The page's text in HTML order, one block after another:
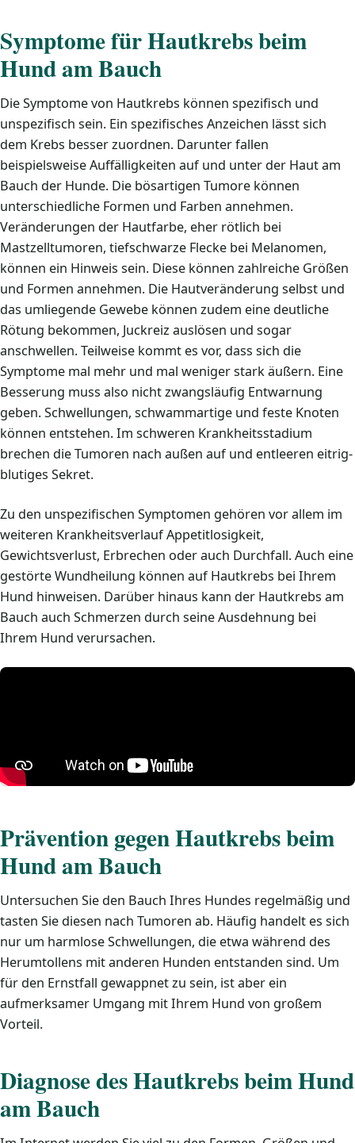
Symptome für Hautkrebs beim
Hund am Bauch
Die Symptome von Hautkrebs können spezifisch und
unspezifisch sein. Ein spezifisches Anzeichen lässt sich
dem Krebs besser zuordnen. Darunter fallen
beispielsweise Auffälligkeiten auf und unter der Haut am
Bauch der Hunde. Die bösartigen Tumore können
unterschiedliche Formen und Farben annehmen.
Veränderungen der Hautfarbe, eher rötlich bei
Mastzelltumoren, tiefschwarze Flecke bei Melanomen,
können ein Hinweis sein. Diese können zahlreiche Größen
und Formen annehmen. Die Hautveränderung selbst und
das umliegende Gewebe können zudem eine deutliche
Rötung bekommen, Juckreiz auslösen und sogar
anschwellen. Teilweise kommt es vor, dass sich die
Symptome mal mehr und mal weniger stark äußern. Eine
Besserung muss also nicht zwangsläufig Entwarnung
geben. Schwellungen, schwammartige und feste Knoten
können entstehen. Im schweren Krankheitsstadium
brechen die Tumoren nach außen auf und entleeren eitrig-
blutiges Sekret.
Zu den unspezifischen Symptomen gehören vor allem im
weiteren Krankheitsverlauf Appetitlosigkeit,
Gewichtsverlust, Erbrechen oder auch Durchfall. Auch eine
gestörte Wundheilung können auf Hautkrebs bei Ihrem
Hund hinweisen. Darüber hinaus kann der Hautkrebs am
Bauch auch Schmerzen durch seine Ausdehnung bei
Ihrem Hund verursachen.
Prävention gegen Hautkrebs beim
Hund am Bauch
Untersuchen Sie den Bauch Ihres Hundes regelmäßig und
tasten Sie diesen nach Tumoren ab. Häufig handelt es sich
nur um harmlose Schwellungen, die etwa während des
Herumtollens mit anderen Hunden entstanden sind. Um
für den Ernstfall gewappnet zu sein, ist aber ein
aufmerksamer Umgang mit Ihrem Hund von großem
Vorteil.
Diagnose des Hautkrebs beim Hund
am Bauch